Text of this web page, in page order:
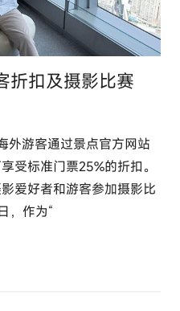
折扣及摄影比赛
外游客通过景点官方网站
受标准门票25%的折扣。
爱好者和游客参加摄影比
，作为“